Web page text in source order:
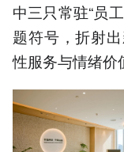
中三只常驻“员
题符号，折射
性服务与情绪价